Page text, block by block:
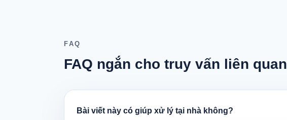
FAQ
FAQ ngắn cho truy vấn liên quan
Bài viết này có giúp xử lý tại nhà không?